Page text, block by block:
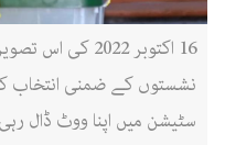
16 اکتوبر
نشستوں کے ضمنی انتخاب
سٹیشن میں اپنا ووٹ ڈال